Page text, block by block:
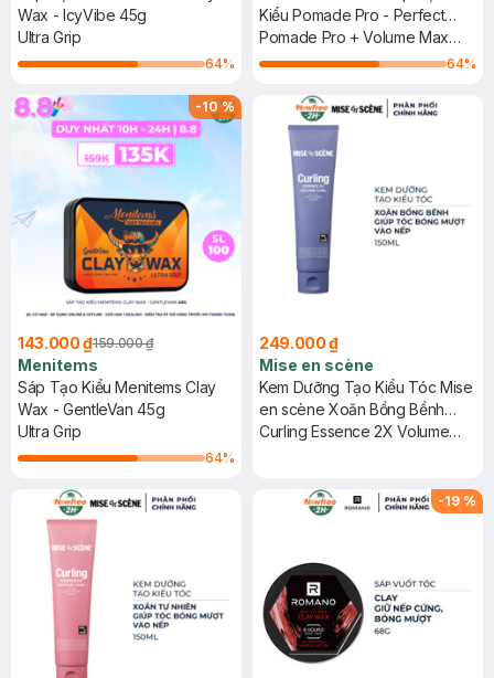
Wax - IcyVibe 45g
Ultra Grip
64%
Kiểu Pomade Pro - Perfect
Night 50g + Xịt Tạo Phồng Bảo
Vệ Nhiệt Cho Tóc 100ml
Pomade Pro + Volume Max
Hair Spray
64%
-10%
143.000 ₫159.000 ₫
Menitems
Sáp Tạo Kiểu Menitems Clay
Wax - GentleVan 45g
Ultra Grip
64%
249.000 ₫
Mise en scène
Kem Dưỡng Tạo Kiểu Tóc Mise
en scène Xoăn Bồng Bềnh
150ml
Curling Essence 2X Volume
-19 %